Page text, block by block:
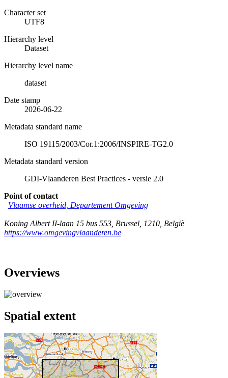
Character set
UTF8
Hierarchy level
Dataset
Hierarchy level name
dataset
Date stamp
2026-06-22
Metadata standard name
ISO 19115/2003/Cor.1:2006/INSPIRE-TG2.0
Metadata standard version
GDI-Vlaanderen Best Practices - versie 2.0
Point of contact
Vlaamse overheid, Departement Omgeving
Koning Albert II-laan 15 bus 553 Brussel 1210 België
https://www.omgevingvlaanderen.be
Overviews
Spatial extent